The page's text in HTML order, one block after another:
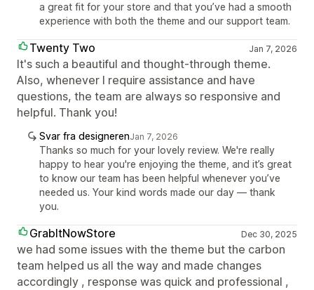
a great fit for your store and that you’ve had a smooth
experience with both the theme and our support team.
Twenty Two Jan 7, 2026
It's such a beautiful and thought-through theme.
Also, whenever I require assistance and have
questions, the team are always so responsive and
helpful. Thank you!
Svar fra designerenJan 7, 2026
Thanks so much for your lovely review. We're really
happy to hear you're enjoying the theme, and it’s great
to know our team has been helpful whenever you’ve
needed us. Your kind words made our day — thank
you.
GrabItNowStore Dec 30, 2025
we had some issues with the theme but the carbon
team helped us all the way and made changes
accordingly , response was quick and professional ,